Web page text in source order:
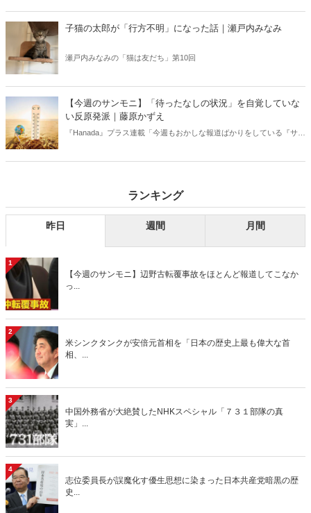
信じるか信じないかは、あなた次第！ 芸能ニュース
子猫の太郎が「行方不明」になった話｜瀬戸内みなみ
瀬戸内みなみの「猫は友だち」第10回
【今週のサンモニ】「待ったなしの状況」を自覚していな
い反原発派｜藤原かずえ
『Hanada』プラス連載「今週もおかしな報道ばかりをしている『サン
ランキング
昨日 週間 月間
1
【今週のサンモニ】辺野古転覆事故をほとんど報道してこなか
っ...
2
米シンクタンクが安倍元首相を「日本の歴史上最も偉大な首
相、...
3
中国外務省が大絶賛したNHKスペシャル「７３１部隊の真
実」...
4
志位委員長が誤魔化す優生思想に染まった日本共産党暗黒の歴
史...